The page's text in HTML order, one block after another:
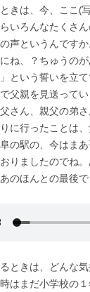
きは、今、ここ(
いろんなたくさ
声というんです
ね、？ちゅうの
という誓いを立
父親を見送って
さん、親父の弟
に行ったことは
の駅の、今はま
りましたのでね
のほんとの最後で
ときは、どんな
はまだ小学校の